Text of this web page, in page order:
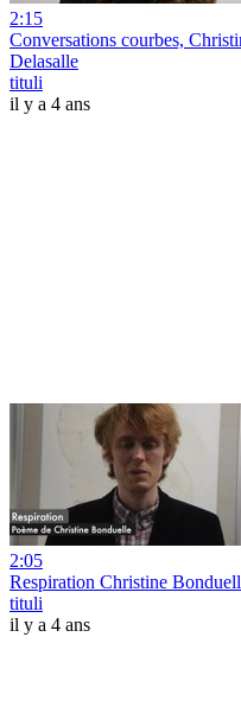
2:15
Conversations courbes,
Delasalle
tituli
il y a 4 ans
2:05
Respiration Christine
tituli
il y a 4 ans